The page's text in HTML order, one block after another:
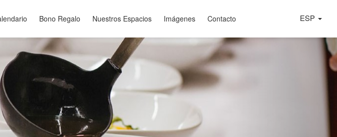
Bono Regalo Nuestros Espacios Imágenes Contacto ESP